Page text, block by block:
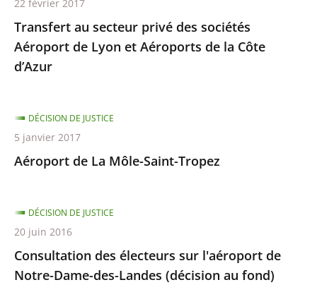
Transfert au secteur privé des sociétés
Aéroport de Lyon et Aéroports de la Côte
d’Azur
22 février 2017
Aéroport de La Môle-Saint-Tropez
DÉCISION DE JUSTICE
5 janvier 2017
Consultation des électeurs sur l'aéroport de
Notre-Dame-des-Landes (décision au fond)
DÉCISION DE JUSTICE
20 juin 2016